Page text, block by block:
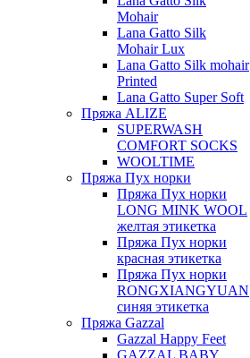
Mohair
Lana Gatto Silk
Mohair Lux
Lana Gatto Silk mohair
Printed
Lana Gatto Super Soft
Пряжа ALIZE
SUPERWASH
COMFORT SOCKS
WOOLTIME
Пряжа Пух норки
Пряжа Пух норки
LONG MINK WOOL
желтая этикетка
Пряжа Пух норки
красная этикетка
Пряжа Пух норки
RONGXIANGYUAN
синяя этикетка
Пряжа Gazzal
Gazzal Happy Feet
GAZZAL BABY